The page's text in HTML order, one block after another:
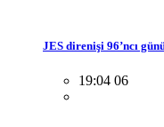
JES direnişi 96’ncı
19:04 06